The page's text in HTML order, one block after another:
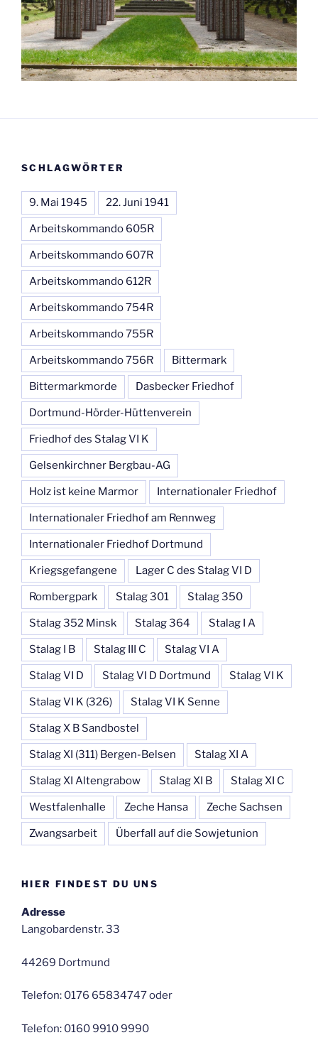
SCHLAGWÖRTER
9. Mai 1945 22. Juni 1941
Arbeitskommando 605R
Arbeitskommando 607R
Arbeitskommando 612R
Arbeitskommando 754R
Arbeitskommando 755R
Arbeitskommando 756R Bittermark
Bittermarkmorde Dasbecker Friedhof
Dortmund-Hörder-Hüttenverein
Friedhof des Stalag VI K
Gelsenkirchner Bergbau-AG
Holz ist keine Marmor Internationaler Friedhof
Internationaler Friedhof am Rennweg
Internationaler Friedhof Dortmund
Kriegsgefangene Lager C des Stalag VI D
Rombergpark Stalag 301 Stalag 350
Stalag 352 Minsk Stalag 364 Stalag I A
Stalag I B Stalag III C Stalag VI A
Stalag VI D Stalag VI D Dortmund Stalag VI K
Stalag VI K (326) Stalag VI K Senne
Stalag X B Sandbostel
Stalag XI (311) Bergen-Belsen Stalag XI A
Stalag XI Altengrabow Stalag XI B Stalag XI C
Westfalenhalle Zeche Hansa Zeche Sachsen
Zwangsarbeit Überfall auf die Sowjetunion
HIER FINDEST DU UNS
Adresse
Langobardenstr. 33
44269 Dortmund
Telefon: 0176 65834747 oder
Telefon: 0160 9910 9990